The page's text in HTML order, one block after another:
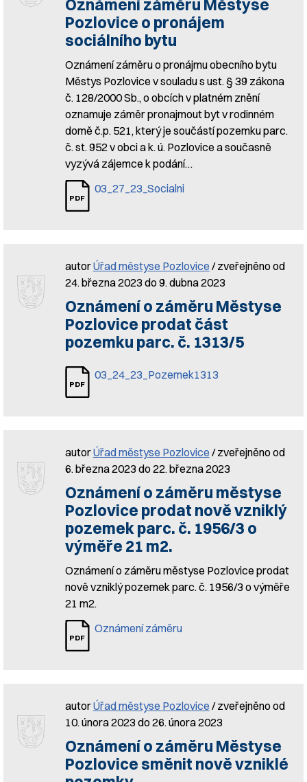
Oznámení záměru Městyse
Pozlovice o pronájem
sociálního bytu
Oznámení záměru o pronájmu obecního bytu
Městys Pozlovice v souladu s ust. § 39 zákona
č. 128/2000 Sb., o obcích v platném znění
oznamuje záměr pronajmout byt v rodinném
domě č.p. 521, který je součástí pozemku parc.
č. st. 952 v obci a k. ú. Pozlovice a současně
vyzývá zájemce k podání…
03_27_23_Socialni
autorÚřad městyse Pozlovice / zveřejněno od
24. března 2023 do 9. dubna 2023
Oznámení o záměru Městyse
Pozlovice prodat část
pozemku parc. č. 1313/5
03_24_23_Pozemek1313
autorÚřad městyse Pozlovice / zveřejněno od
6. března 2023 do 22. března 2023
Oznámení o záměru městyse
Pozlovice prodat nově vzniklý
pozemek parc. č. 1956/3 o
výměře 21 m2.
Oznámení o záměru městyse Pozlovice prodat
nově vzniklý pozemek parc. č. 1956/3 o výměře
21 m2.
Oznámení záměru
autorÚřad městyse Pozlovice / zveřejněno od
10. února 2023 do 26. února 2023
Oznámení o záměru Městyse
Pozlovice směnit nově vzniklé